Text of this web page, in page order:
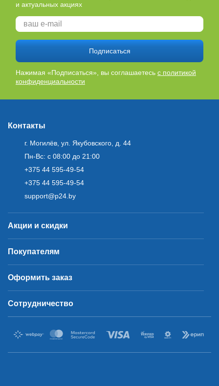
и актуальных акциях
Подписаться
Нажимая «Подписаться», вы соглашаетесь с политикой
конфиденциальности
Контакты
г. Могилёв, ул. Якубовского, д. 44
Пн-Вс: с 08:00 до 21:00
+375 44 595-49-54
+375 44 595-49-54
support@p24.by
Акции и скидки
Покупателям
Оформить заказ
Сотрудничество